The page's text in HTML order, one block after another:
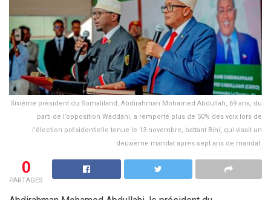
Sixième président du Somaliland, Abdirahman Mohamed Abdullah, 69 ans, du
parti de l’opposition Waddani, a remporté plus de 50% des voix lors de
l’élection présidentielle tenue le 13 novembre, battant Bihi, qui visait un
deuxième mandat après sept ans de mandat.
0
PARTAGES